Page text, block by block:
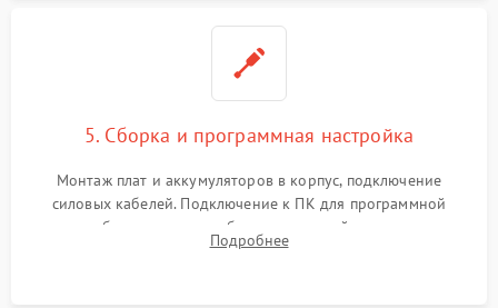
5. Сборка и программная настройка
Монтаж плат и аккумуляторов в корпус, подключение
силовых кабелей. Подключение к ПК для программной
калибровки констант батареи, настройки порогов
срабатывания AVR и сброса счетчиков старения АКБ.
Подробнее